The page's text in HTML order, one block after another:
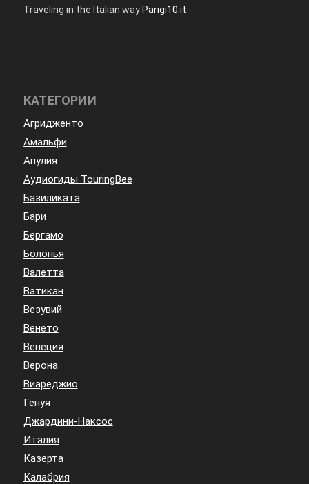
Traveling in the Italian wayParigi10.it
КАТЕГОРИИ
Агридженто
Амальфи
Апулия
Аудиогиды TouringBee
Базиликата
Бари
Бергамо
Болонья
Валетта
Ватикан
Везувий
Венето
Венеция
Верона
Виареджио
Генуя
Джардини-Наксос
Италия
Казерта
Калабрия